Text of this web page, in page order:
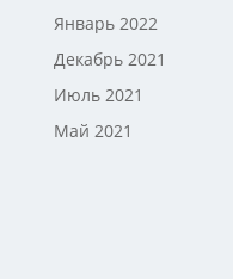
Январь 2022
Декабрь 2021
Июль 2021
Май 2021